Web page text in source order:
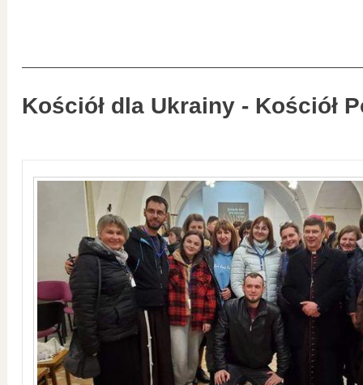
Kościół dla Ukrainy - Kościół